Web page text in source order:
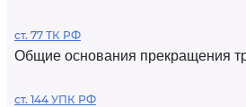
ст. 77 ТК РФ
Общие основания прекращения
ст. 144 УПК РФ